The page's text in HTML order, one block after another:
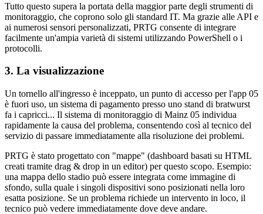
Tutto questo supera la portata della maggior parte degli strumenti di
monitoraggio, che coprono solo gli standard IT. Ma grazie alle API e
ai numerosi sensori personalizzati, PRTG consente di integrare
facilmente un'ampia varietà di sistemi utilizzando PowerShell o i
protocolli.
3. La visualizzazione
Un tornello all'ingresso è inceppato, un punto di accesso per l'app 05
è fuori uso, un sistema di pagamento presso uno stand di bratwurst
fa i capricci... Il sistema di monitoraggio di Mainz 05 individua
rapidamente la causa del problema, consentendo così al tecnico del
servizio di passare immediatamente alla risoluzione dei problemi.
PRTG è stato progettato con "mappe" (dashboard basati su HTML
creati tramite drag & drop in un editor) per questo scopo. Esempio:
una mappa dello stadio può essere integrata come immagine di
sfondo, sulla quale i singoli dispositivi sono posizionati nella loro
esatta posizione. Se un problema richiede un intervento in loco, il
tecnico può vedere immediatamente dove deve andare.